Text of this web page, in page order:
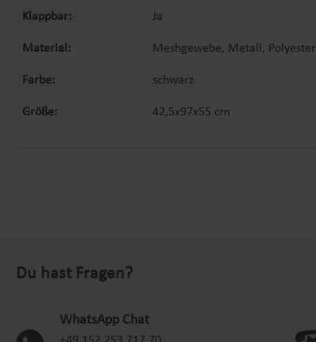
Klappbar: Ja
Material: Meshgewebe, Metall, Polyester
Farbe: schwarz
Größe: 42,5x97x55 cm
Du hast Fragen?
WhatsApp Chat